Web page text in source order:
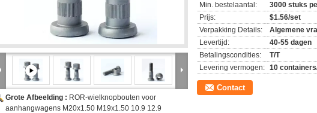
Grote Afbeelding : ROR-wielknopbouten voor
aanhangwagens M20x1.50 M19x1.50 10.9 12.9
Min. bestelaantal:
3000 stuks
Prijs:
$1.56/set
Verpakking Details:
Algemene
Levertijd:
40-55 dagen
Betalingscondities:
T/T
Levering vermogen: 10
Contact